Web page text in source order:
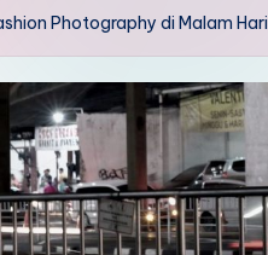
Photography di Malam Hari